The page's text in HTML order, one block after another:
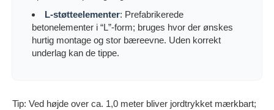
L-støtteelementer: Prefabrikerede
betonelementer i “L”-form; bruges hvor der ønskes
hurtig montage og stor bæreevne. Uden korrekt
underlag kan de tippe.
Tip: Ved højde over ca. 1,0 meter bliver jordtrykket mærkbart;